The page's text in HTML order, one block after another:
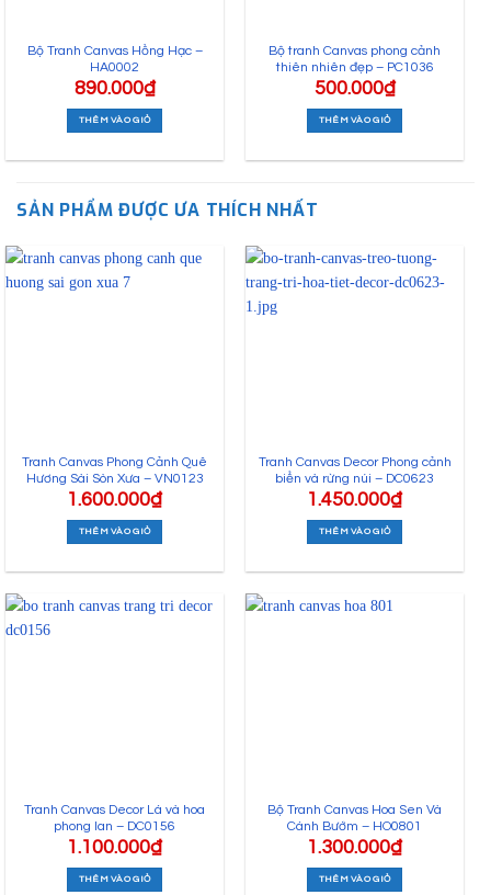
Bộ Tranh Canvas Hồng Hạc –
HA0002
890.000₫
THÊM VÀO GIỎ
Bộ tranh Canvas phong cảnh
thiên nhiên đẹp – PC1036
500.000₫
THÊM VÀO GIỎ
SẢN PHẨM ĐƯỢC ƯA THÍCH NHẤT
Tranh Canvas Phong Cảnh Quê
Hương Sài Sòn Xưa – VN0123
1.600.000₫
THÊM VÀO GIỎ
Tranh Canvas Decor Phong cảnh
biển và rừng núi – DC0623
1.450.000₫
THÊM VÀO GIỎ
Tranh Canvas Decor Lá và hoa
phong lan – DC0156
1.100.000₫
THÊM VÀO GIỎ
Bộ Tranh Canvas Hoa Sen Và
Cánh Bướm – HO0801
1.300.000₫
THÊM VÀO GIỎ